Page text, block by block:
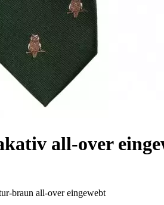
all-over
braun all-over eingewebt